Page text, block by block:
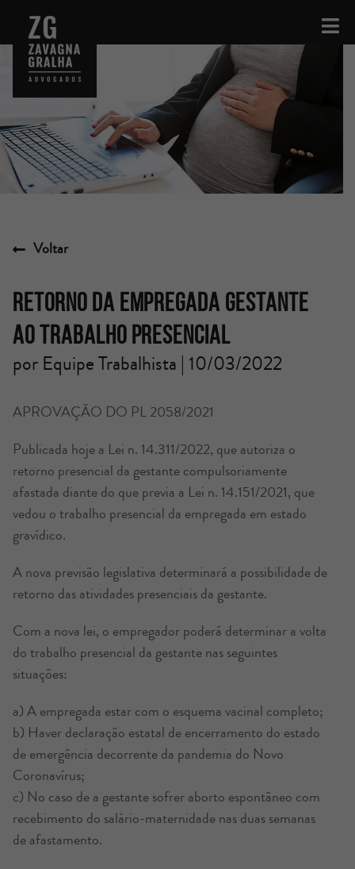
Voltar
RETORNO DA EMPREGADA GESTANTE
AO TRABALHO PRESENCIAL
por Equipe Trabalhista | 10/03/2022
APROVAÇÃO DO PL 2058/2021
Publicada hoje a Lei n. 14.311/2022, que autoriza o
retorno presencial da gestante compulsoriamente
afastada diante do que previa a Lei n. 14.151/2021, que
vedou o trabalho presencial da empregada em estado
gravídico.
A nova previsão legislativa determinará a possibilidade de
retorno das atividades presenciais da gestante.
Com a nova lei, o empregador poderá determinar a volta
do trabalho presencial da gestante nas seguintes
situações:
a) A empregada estar com o esquema vacinal completo;
b) Haver declaração estatal de encerramento do estado
de emergência decorrente da pandemia do Novo
Coronavírus;
c) No caso de a gestante sofrer aborto espontâneo com
recebimento do salário-maternidade nas duas semanas
de afastamento.